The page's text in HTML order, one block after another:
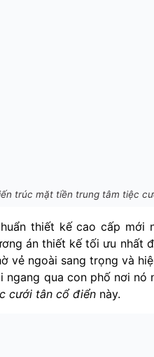
trúc mặt tiền trung tâm tiệc
thiết kế cao cấp mới
án thiết kế tối ưu nhất
vẻ ngoài sang trọng và
qua con phố nơi
cưới tân cổ điển này.